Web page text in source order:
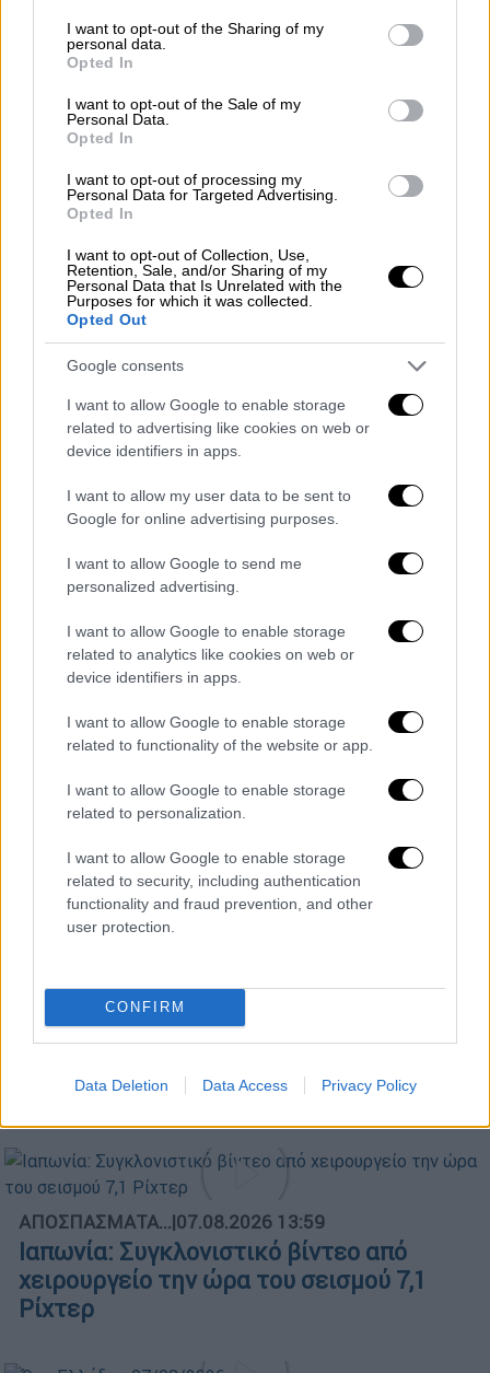
not limited to your visit or usage behaviour. You may click to
grant or deny consent to Google and its third-party tags to
use your data for below specified purposes in below Google
consent section.
I want to opt-out of the Sharing of my
personal data.
Opted In
I want to opt-out of the Sale of my
Personal Data.
Opted In
I want to opt-out of processing my
Personal Data for Targeted Advertising.
Opted In
I want to opt-out of Collection, Use,
Retention, Sale, and/or Sharing of my
Personal Data that Is Unrelated with the
Purposes for which it was collected.
Opted Out
Google consents
I want to allow Google to enable storage
related to advertising like cookies on web or
device identifiers in apps.
I want to allow my user data to be sent to
Google for online advertising purposes.
I want to allow Google to send me
personalized advertising.
I want to allow Google to enable storage
related to analytics like cookies on web or
device identifiers in apps.
I want to allow Google to enable storage
related to functionality of the website or app.
I want to allow Google to enable storage
related to personalization.
I want to allow Google to enable storage
related to security, including authentication
functionality and fraud prevention, and other
user protection.
CONFIRM
Data Deletion Data Access Privacy Policy
Κουέιντ έχει παντρευτεί τρεις φορές
ΑΛΛΑ #TAGS
ηθοποιός
θρησκεία
κοκαΐνη
θρίλερ
ναρκωτικά
POPULAR VIDEOS
Κεντρικό...|07.08.2026 19:53
Κεντρικό δελτίο ειδήσεων 07/08/2026
ΑΠΟΣΠΑΣΜΑΤΑ...|07.08.2026 19:06
Φωτιά στο Στεφάνι Κορινθίας – Μήνυμα
112 για ετοιμότητα
Μεσημεριανό...|07.08.2026 14:06
07/08/2026
ΑΠΟΣΠΑΣΜΑΤΑ...|07.08.2026 13:59
Ιαπωνία: Συγκλονιστικό βίντεο από
χειρουργείο την ώρα του σεισμού 7,1
Ρίχτερ